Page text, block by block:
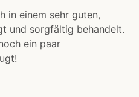
in einem sehr guten,
und sorgfältig behandelt.
ein paar